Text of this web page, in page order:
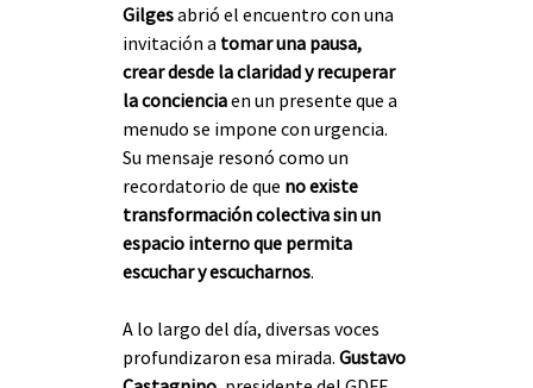
Gilges abrió el encuentro con una
invitación a tomar una pausa,
crear desde la claridad y recuperar
la conciencia en un presente que a
menudo se impone con urgencia.
Su mensaje resonó como un
recordatorio de que no existe
transformación colectiva sin un
espacio interno que permita
escuchar y escucharnos.
A lo largo del día, diversas voces
profundizaron esa mirada. Gustavo